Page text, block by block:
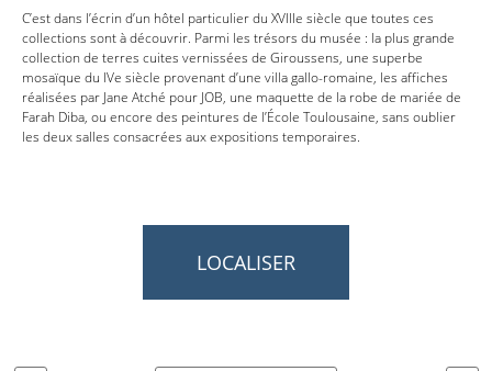
C’est dans l’écrin d’un hôtel particulier du XVIIIe siècle que toutes ces
collections sont à découvrir. Parmi les trésors du musée : la plus grande
collection de terres cuites vernissées de Giroussens, une superbe
mosaïque du IVe siècle provenant d’une villa gallo-romaine, les affiches
réalisées par Jane Atché pour JOB, une maquette de la robe de mariée de
Farah Diba, ou encore des peintures de l’École Toulousaine, sans oublier
les deux salles consacrées aux expositions temporaires.
LOCALISER